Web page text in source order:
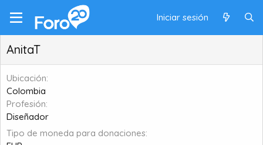
Iniciar sesión
AnitaT
Ubicación
Colombia
Profesión
Diseñador
Tipo de moneda para donaciones